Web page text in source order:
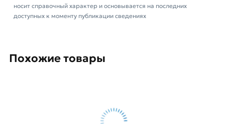
носит справочный характер и основывается на последних
доступных к моменту публикации сведениях
Похожие товары